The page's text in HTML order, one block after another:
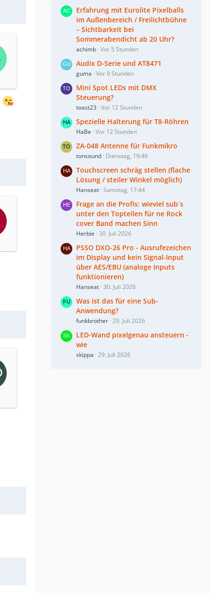
Erfahrung mit Eurolite Pixelballs
im Außenbereich / Freilichtbühne
– Sichtbarkeit bei
Sommerabendicht ab 20 Uhr?
achimb Vor 5 Stunden
Audix D-Serie und AT8471
guma Vor 9 Stunden
Mini Spot LEDs mit DMX
Steuerung?
toast23 Vor 12 Stunden
Spezielle Halterung für T8-Röhren
HaBe Vor 12 Stunden
ZA-048 Antenne für Funkmikro
tonsound Dienstag, 19:46
Touchscreen schräg stellen (flache
Lösung / steiler Winkel möglich)
Hanseat Samstag, 17:44
Frage an die Profis: wieviel sub´s
unter den Topteilen für ne Rock
cover Band machen Sinn
Herbie 30. Juli 2026
PSSO DXO-26 Pro - Ausrufezeichen
im Display und kein Signal-Input
über AES/EBU (analoge Inputs
funktionieren)
Hanseat 30. Juli 2026
Was ist das für eine Sub-
Anwendung?
funkbrother 29. Juli 2026
LED-Wand pixelgenau ansteuern -
wie
skippa 29. Juli 2026